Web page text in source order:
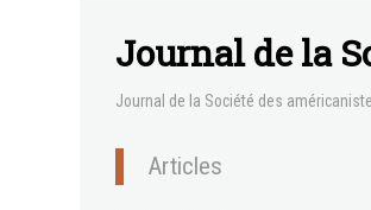
Journal de la
Journal de la Société des
Articles